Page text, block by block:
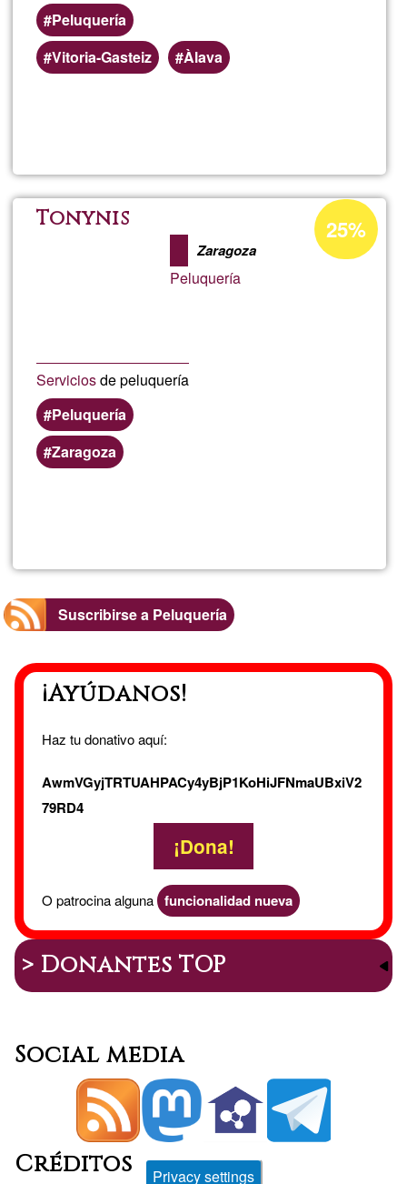
Peluquería
Vitoria-Gasteiz
Àlava
Elpelu
Tonynis
Zaragoza
Peluquería
Serviciosde peluquería
Peluquería
Zaragoza
Porcentaje
de
aceptación
25%
Tonynis
Suscribirse a Peluquería
¡Ayúdanos!
Haz tu donativo aquí:
AwmVGyjTRTUAHPACy4yBjP1KoHiJFNmaUBxiV2
79RD4
¡Dona!
O patrocina alguna funcionalidad nueva
> Donantes TOP
Social media
Créditos Privacy settings